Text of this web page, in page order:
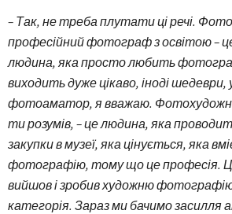
– Так, не треба плутати ці речі.
професійний фотограф з освітою –
людина, яка просто любить
виходить дуже цікаво, іноді шедеври,
фотоаматор, я вважаю.
ти розумів, – це людина, яка
закупки в музеї, яка цінується, яка
фотографію, тому що це професія.
вийшов і зробив художню
категорія. Зараз ми бачимо засилля